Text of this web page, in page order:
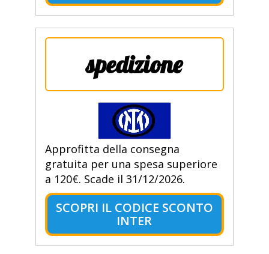
spedizione
Approfitta della consegna
gratuita per una spesa superiore
a 120€. Scade il 31/12/2026.
SCOPRI IL CODICE SCONTO
INTER